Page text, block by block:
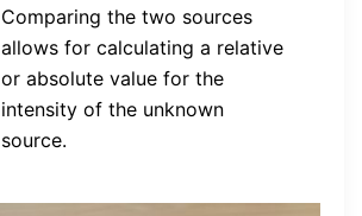
Comparing the two sources
allows for calculating a relative
or absolute value for the
intensity of the unknown
source.